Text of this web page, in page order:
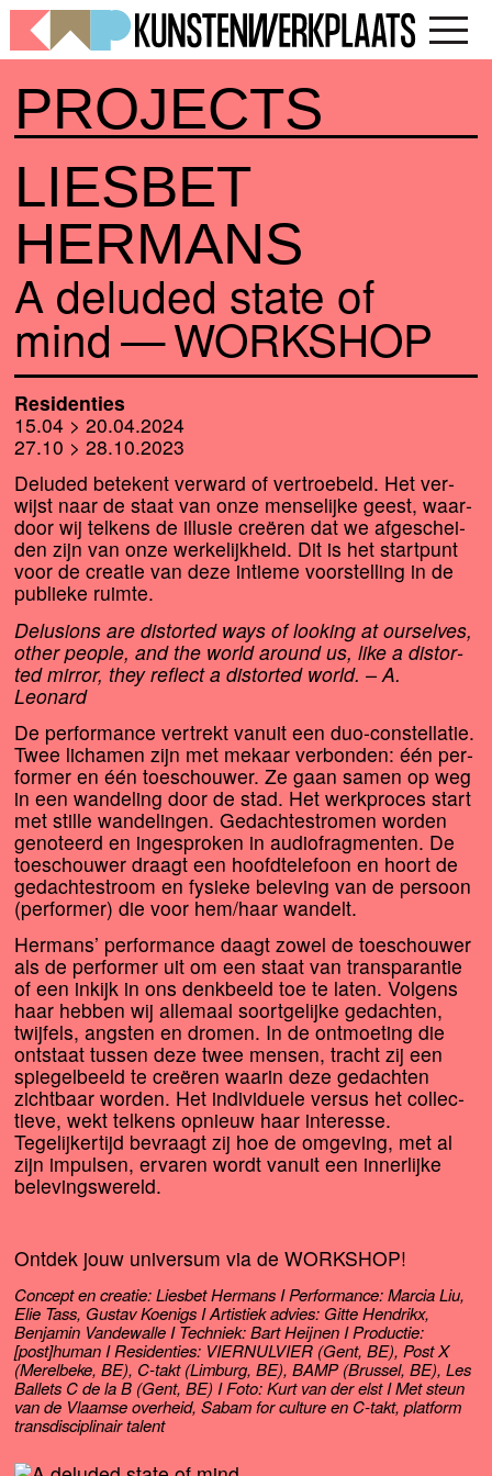
PROJECTS
LIESBET
HERMANS
A delu­ded sta­te of
mind —WORKSHOP
Residenties
15.04 > 20.04.2024
27.10 > 28.10.2023
Deluded bete­kent ver­ward of ver­troe­beld. Het ver­
wijst naar de staat van onze men­se­lij­ke geest, waar­
door wij tel­kens de illu­sie cre­ë­ren dat we afge­schei­
den zijn van onze wer­ke­lijk­heid. Dit is het start­punt
voor de cre­a­tie van deze intie­me voor­stel­ling in de
publie­ke ruimte.
Delusions are dis­tor­ted ways of loo­king at our­sel­ves,
other peo­p­le, and the world around us, like a dis­tor­
ted mir­ror, they reflect a dis­tor­ted world. – A.
Leonard
De per­for­man­ce ver­trekt van­uit een duo-con­stel­la­tie.
Twee licha­men zijn met mekaar ver­bon­den: één per­
for­mer en één toe­schou­wer. Ze gaan samen op weg
in een wan­de­ling door de stad. Het werk­pro­ces start
met stil­le wan­de­lin­gen. Gedachtestromen wor­den
geno­teerd en inge­spro­ken in audio­frag­men­ten. De
toe­schou­wer draagt een hoofd­te­le­foon en hoort de
gedach­te­stroom en fysie­ke bele­ving van de per­soon
(per­for­mer) die voor hem/​haar wandelt.
Hermans’ per­for­man­ce daagt zowel de toe­schou­wer
als de per­for­mer uit om een staat van trans­pa­ran­tie
of een inkijk in ons denk­beeld toe te laten. Volgens
haar heb­ben wij alle­maal soort­ge­lij­ke gedach­ten,
twij­fels, ang­sten en dro­men. In de ont­moe­ting die
ont­staat tus­sen deze twee men­sen, tracht zij een
spie­gel­beeld te cre­ë­ren waar­in deze gedach­ten
zicht­baar wor­den. Het indi­vi­du­e­le ver­sus het col­lec­
tie­ve, wekt tel­kens opnieuw haar inte­res­se.
Tegelijkertijd bevraagt zij hoe de omge­ving, met al
zijn impul­sen, erva­ren wordt van­uit een inner­lij­ke
belevingswereld.
Ontdek jouw uni­ver­sum via deWORKSHOP!
Concept en cre­a­tie: Liesbet Hermans I Performance: Marcia Liu,
Elie Tass, Gustav Koenigs I Artistiek advies: Gitte Hendrikx,
Benjamin Vandewalle I Techniek: Bart Heijnen I Productie:
[post]human I Residenties: VIERNULVIER (Gent,BE), Post X
(Merelbeke,BE), C‑takt (Limburg,BE),BAMP(Brussel,BE), Les
Ballets C de la B (Gent,BE) I Foto: Kurt van der elst I Met steun
van de Vlaamse over­heid, Sabam for cul­tu­re en C‑takt, plat­form
trans­dis­ci­pli­nair talent